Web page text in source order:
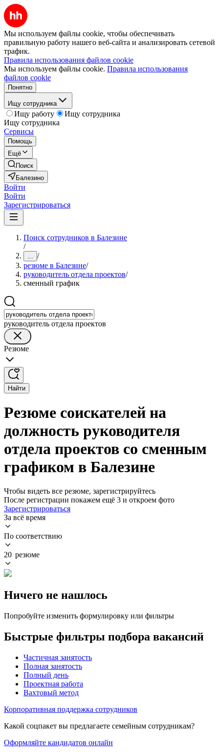
Мы используем файлы cookie, чтобы обеспечивать
правильную работу нашего веб-сайта и анализировать сетевой
трафик.
Правила использования файлов cookie
Мы используем файлы cookie. Правила использования
файлов cookie
Понятно
Ищу сотрудника
Ищу работу
Ищу сотрудника
Ищу сотрудника
Сервисы
Помощь
Ещё
Поиск
Балезино
Войти
Войти
Зарегистрироваться
Поиск сотрудников в Балезине
/
... /
резюме в Балезине/
руководитель отдела проектов/
сменный график
руководитель отдела проектов
Резюме
Найти
Резюме соискателей на
должность руководителя
отдела проектов со сменным
графиком в Балезине
Чтобы видеть все резюме, зарегистрируйтесь
После регистрации покажем ещё 3 и откроем фото
Зарегистрироваться
За всё время
По соответствию
20 резюме
Ничего не нашлось
Попробуйте изменить формулировку или фильтры
Быстрые фильтры подбора вакансий
Частичная занятость
Полная занятость
Полный день
Проектная работа
Вахтовый метод
Корпоративная поддержка сотрудников
Какой соцпакет вы предлагаете семейным сотрудникам?
Оформляйте кандидатов онлайн